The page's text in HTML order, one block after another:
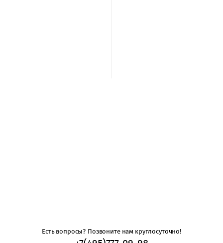
Есть вопросы? Позвоните нам круглосуточно!